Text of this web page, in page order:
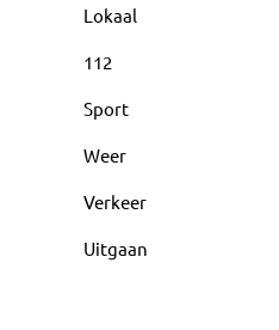
Lokaal
112
Sport
Weer
Verkeer
Uitgaan